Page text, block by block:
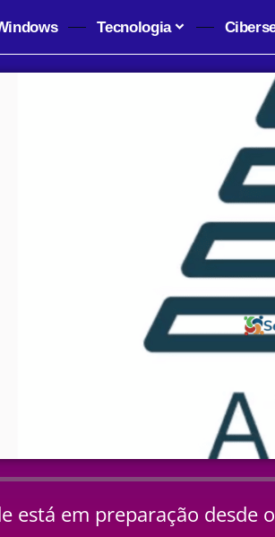
Tecnologia
está em preparação desde